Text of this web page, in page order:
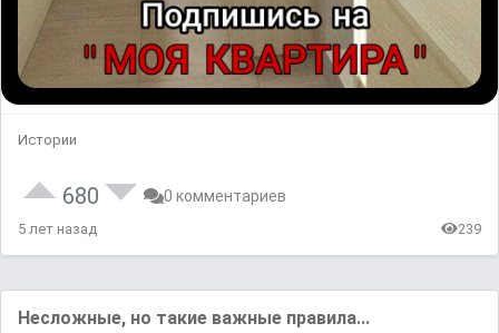
Истории
680 0 комментариев
5 лет назад 239
Несложные, но такие важные правила...